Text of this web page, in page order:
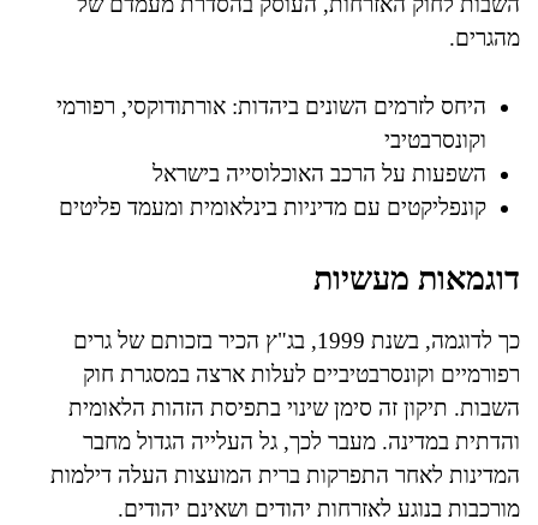
מהגרים.
היחס לזרמים השונים ביהדות: אורתודוקסי, רפורמי
וקונסרבטיבי
השפעות על הרכב האוכלוסייה בישראל
קונפליקטים עם מדיניות בינלאומית ומעמד פליטים
דוגמאות מעשיות
כך לדוגמה, בשנת 1999, בג"ץ הכיר בזכותם של גרים
רפורמיים וקונסרבטיביים לעלות ארצה במסגרת חוק
השבות. תיקון זה סימן שינוי בתפיסת הזהות הלאומית
והדתית במדינה. מעבר לכך, גל העלייה הגדול מחבר
המדינות לאחר התפרקות ברית המועצות העלה דילמות
מורכבות בנוגע לאזרחות יהודים ושאינם יהודים.